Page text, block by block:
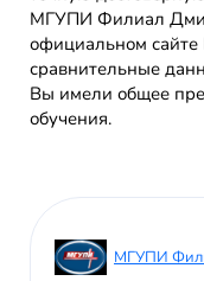
МГУПИ Филиал
официальном
сравнительные
Вы имели общее
обучения.
МГУПИ